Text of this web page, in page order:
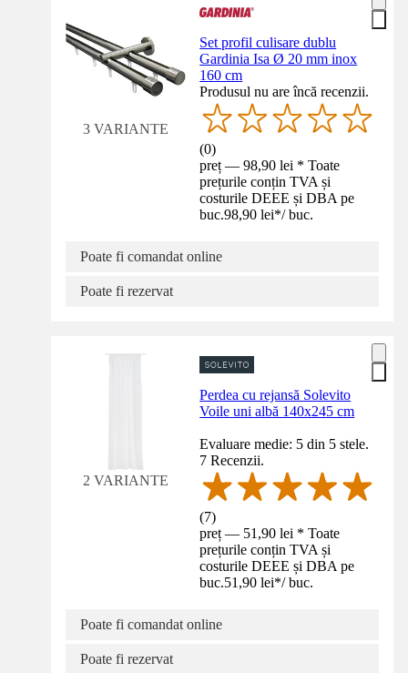
3 VARIANTE
Set profil culisare dublu
Gardinia Isa Ø 20 mm inox
160 cm
Produsul nu are încă recenzii.
(0)
preț — 98,90 lei * Toate
prețurile conțin TVA și
costurile DEEE și DBA pe
buc.98,90 lei*/ buc.
Poate fi comandat online
Poate fi rezervat
2 VARIANTE
Perdea cu rejansă Solevito
Voile uni albă 140x245 cm
Evaluare medie: 5 din 5 stele.
7 Recenzii.
(7)
preț — 51,90 lei * Toate
prețurile conțin TVA și
costurile DEEE și DBA pe
buc.51,90 lei*/ buc.
Poate fi comandat online
Poate fi rezervat